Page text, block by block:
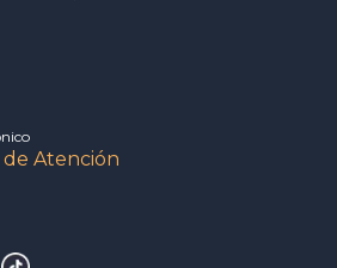
Atención